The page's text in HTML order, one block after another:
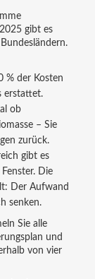
gibt es
% der Kosten
erstattet.
ob
– Sie
zurück.
gibt es
Die
Der Aufwand
senken.
Sie alle
und
von vier